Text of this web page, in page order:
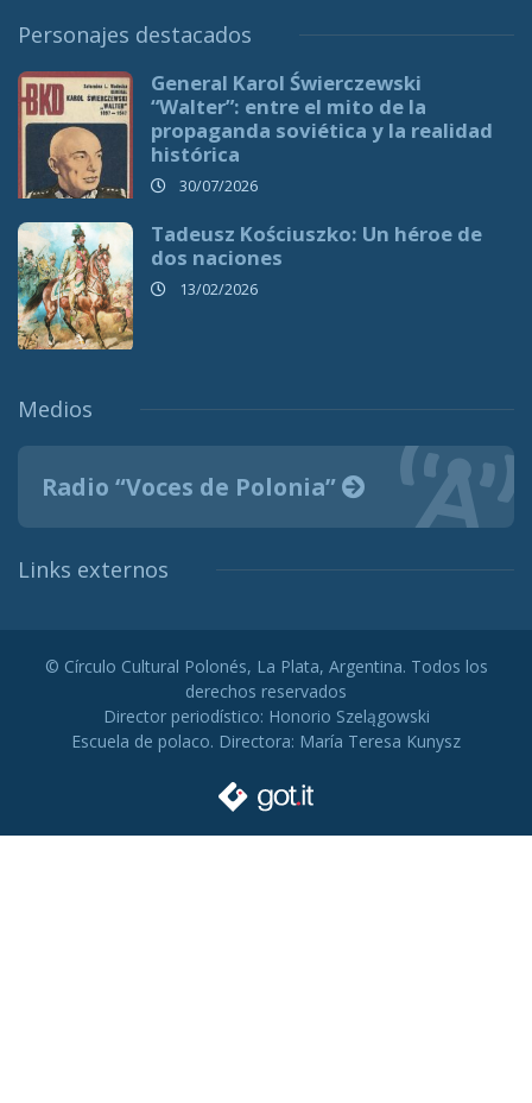
Personajes destacados
General Karol Świerczewski
“Walter”: entre el mito de la
propaganda soviética y la realidad
histórica
30/07/2026
Tadeusz Kościuszko: Un héroe de
dos naciones
13/02/2026
Medios
Radio “Voces de Polonia”
Links externos
© Círculo Cultural Polonés, La Plata, Argentina. Todos los
derechos reservados
Director periodístico: Honorio Szelągowski
Escuela de polaco. Directora: María Teresa Kunysz